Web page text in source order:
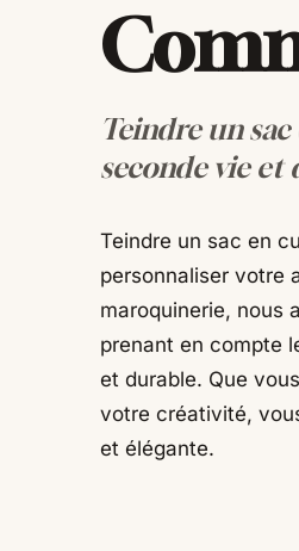
Teindre un
seconde vie et
Teindre un sac en
personnaliser votre
maroquinerie, nous
prenant en compte
et durable. Que
votre créativité,
et élégante.